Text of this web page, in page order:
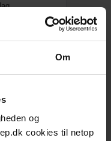
Om
og
cookies til netop
slagfast lygte
Lyra Mærkespray Orange 500ml.